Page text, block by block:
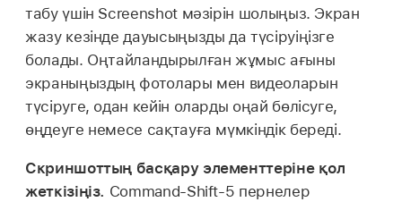
табу үшін Screenshot мәзірін шолыңыз. Экран
жазу кезінде дауысыңызды да түсіруіңізге
болады. Оңтайландырылған жұмыс ағыны
экраныңыздың фотолары мен видеоларын
түсіруге, одан кейін оларды оңай бөлісуге,
өңдеуге немесе сақтауға мүмкіндік береді.
Скриншоттың басқару элементтеріне қол
жеткізіңіз. Command-Shift-5 пернелер